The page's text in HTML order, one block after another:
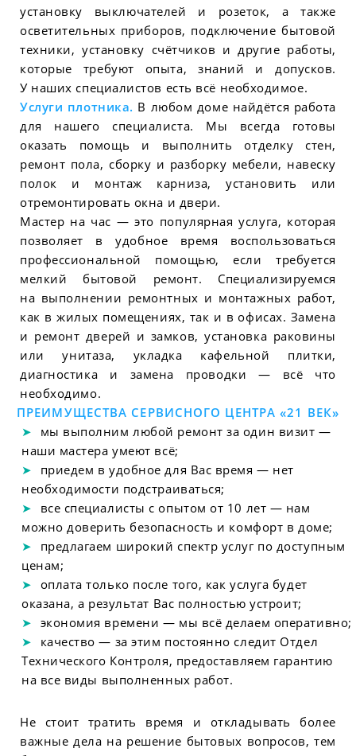
установку выключателей и розеток, а также
осветительных приборов, подключение бытовой
техники, установку счётчиков и другие работы,
которые требуют опыта, знаний и допусков.
У наших специалистов есть всё необходимое.
Услуги плотника. В любом доме найдётся работа
для нашего специалиста. Мы всегда готовы
оказать помощь и выполнить отделку стен,
ремонт пола, сборку и разборку мебели, навеску
полок и монтаж карниза, установить или
отремонтировать окна и двери.
Мастер на час — это популярная услуга, которая
позволяет в удобное время воспользоваться
профессиональной помощью, если требуется
мелкий бытовой ремонт. Специализируемся
на выполнении ремонтных и монтажных работ,
как в жилых помещениях, так и в офисах. Замена
и ремонт дверей и замков, установка раковины
или унитаза, укладка кафельной плитки,
диагностика и замена проводки — всё что
необходимо.
ПРЕИМУЩЕСТВА СЕРВИСНОГО ЦЕНТРА «21 ВЕК»
мы выполним любой ремонт за один визит —
наши мастера умеют всё;
приедем в удобное для Вас время — нет
необходимости подстраиваться;
все специалисты с опытом от 10 лет — нам
можно доверить безопасность и комфорт в доме;
предлагаем широкий спектр услуг по доступным
ценам;
оплата только после того, как услуга будет
оказана, а результат Вас полностью устроит;
экономия времени — мы всё делаем оперативно;
качество — за этим постоянно следит Отдел
Технического Контроля, предоставляем гарантию
на все виды выполненных работ.
Не стоит тратить время и откладывать более
важные дела на решение бытовых вопросов, тем